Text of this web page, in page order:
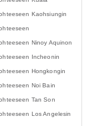
Kaohsiungin
Ninoy Aquinon
Incheonin
Hongkongin
Noi Bain
Tan Son
Los Angelesin